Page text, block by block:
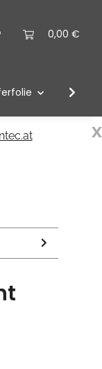
0,00 €
x